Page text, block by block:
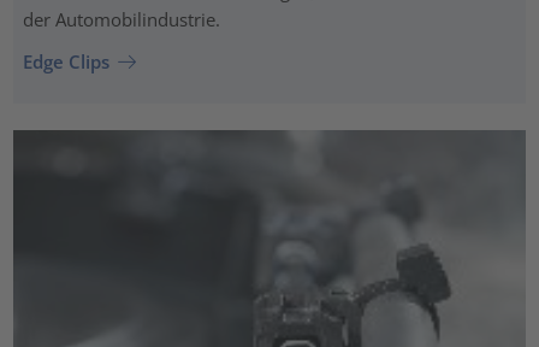
der Automobilindustrie.
Edge Clips